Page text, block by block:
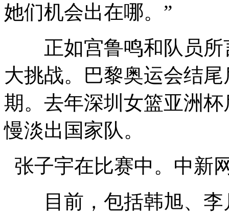
她们机会出在哪。”
正如宫鲁鸣和队员所
大挑战。巴黎奥运会结
期。去年深圳女篮亚洲
慢淡出国家队。
张子宇在比赛中。中新
目前，包括韩旭、李